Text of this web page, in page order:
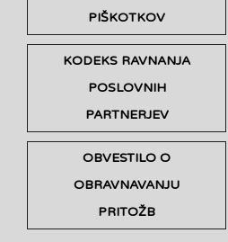
PIŠKOTKOV
KODEKS RAVNANJA
POSLOVNIH
PARTNERJEV
OBVESTILO O
OBRAVNAVANJU
PRITOŽB